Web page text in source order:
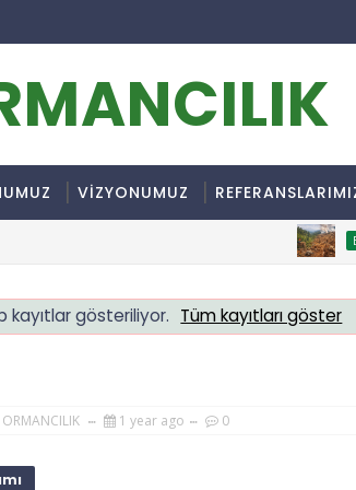
VİZYONUMUZ
kayıtlar gösteriliyor. Tüm kayıtları göster
ORMANCILIK 1 year ago 0